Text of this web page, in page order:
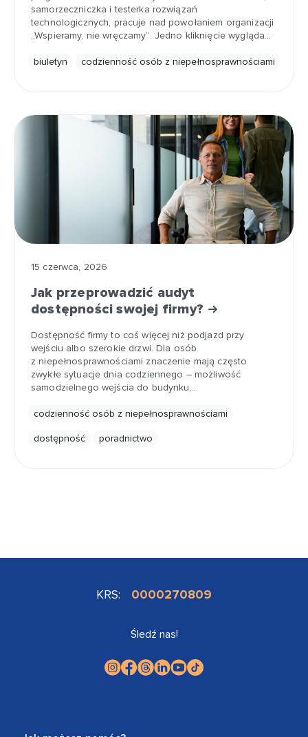
samorzeczniczka i testerka rozwiązań
technologicznych, pracuje nad powołaniem organizacji
„Wspieramy, nie wręczamy”. Jedno kliknięcie wygląda…
biuletyn codzienność osób z niepełnosprawnościami
15 czerwca, 2026
Jak przeprowadzić audyt
dostępności swojej firmy?
Dostępność firmy to coś więcej niż podjazd przy
wejściu albo szerokie drzwi. Dla osób
z niepełnosprawnościami znaczenie mają często
zwykłe sytuacje dnia codziennego – możliwość
samodzielnego wejścia do budynku,…
codzienność osób z niepełnosprawnościami
dostępność poradnictwo
KRS: 0000270809
Śledź nas!